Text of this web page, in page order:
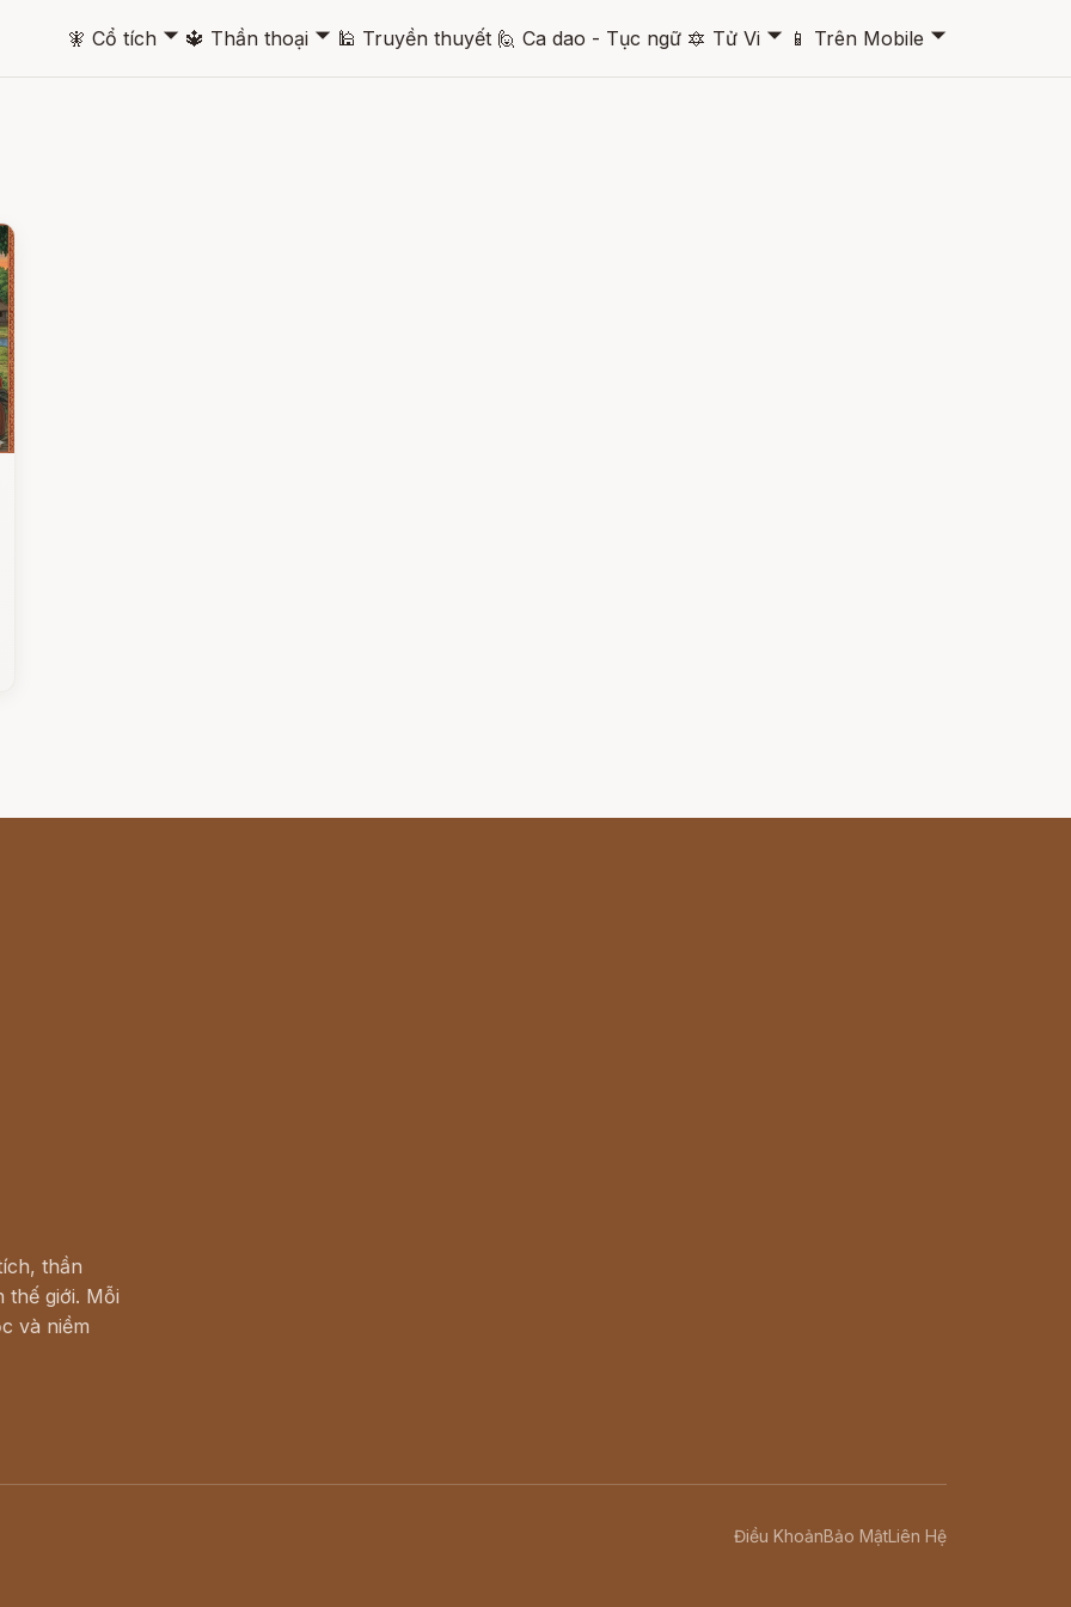
🧚 Cổ tích 🞃 🔱 Thần thoại 🞃 🕌 Truyền thuyết 🙋 Ca dao - Tục ngữ 🔯 Tử Vi 🞃 📱 Trên Mobile 🞃
thần
giới. Mỗi
và niềm
Điều KhoảnBảo MậtLiên Hệ